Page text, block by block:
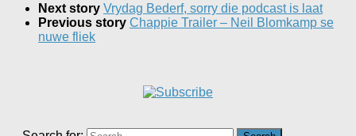
Next story Vrydag Bederf, sorry die podcast is laat
Previous story Chappie Trailer – Neil Blomkamp se
nuwe fliek